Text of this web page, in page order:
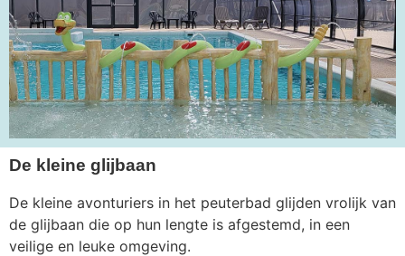
De kleine glijbaan
De kleine avonturiers in het peuterbad glijden vrolijk van
de glijbaan die op hun lengte is afgestemd, in een
veilige en leuke omgeving.